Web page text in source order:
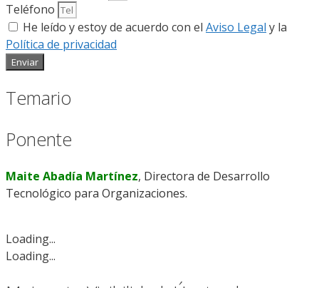
Teléfono
He leído y estoy de acuerdo con el Aviso Legal y la
Política de privacidad
Enviar
Temario
Ponente
Maite Abadía Martínez, Directora de Desarrollo
Tecnológico para Organizaciones.
Loading...
Loading...